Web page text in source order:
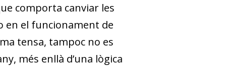
comporta canviar les
en el funcionament de
tensa, tampoc no es
més enllà d’una lògica